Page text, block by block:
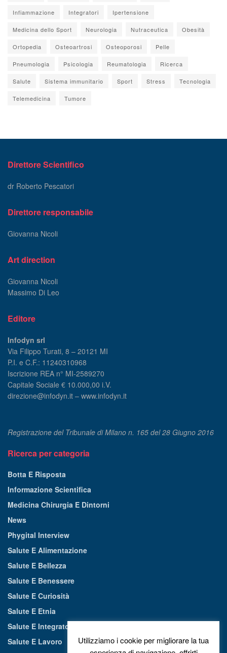
Infiammazione Integratori Ipertensione
Medicina dello Sport Neurologia Nutraceutica Obesità
Ortopedia Osteoartrosi Osteoporosi Pelle
Pneumologia Psicologia Reumatologia Ricerca
Salute Sistema immunitario Sport Stress Tecnologia
Telemedicina Tumore
Direttore Scientifico
dr Roberto Pescatori
Direttore responsabile
Giovanna Nicoli
Art direction
Giovanna Nicoli
Massimo Di Leo
Editore
Infodyn srl
Via Filippo Turati, 8 – 20121 MI
P.I. e C.F.: 11240310968
Iscrizione REA n° MI-2589270
Capitale Sociale € 10.000,00 i.V.
direzione@infodyn.it – www.infodyn.it
Registrazione del Tribunale di Milano n. 165 del 28 Giugno 2016
Ricerca per categoria
Botta E Risposta
Informazione Scientifica
Medicina Chirurgia E Dintorni
News
Phygital Interview
Salute E Alimentazione
Salute E Bellezza
Salute E Benessere
Salute E Curiosità
Salute E Etnia
Salute E Integratori Alimentari
Salute E Lavoro
Utilizziamo i cookie per migliorare la tua